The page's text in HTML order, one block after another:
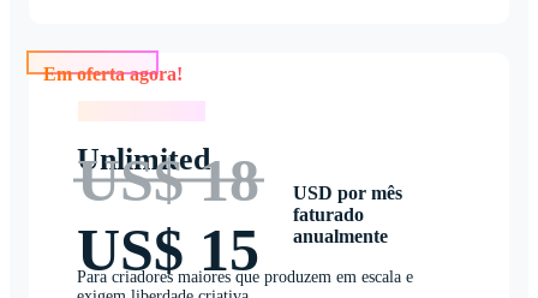
Unlimited
US$ 18
US$ 15
USD por mês
faturado
anualmente
Para criadores maiores que produzem em escala e